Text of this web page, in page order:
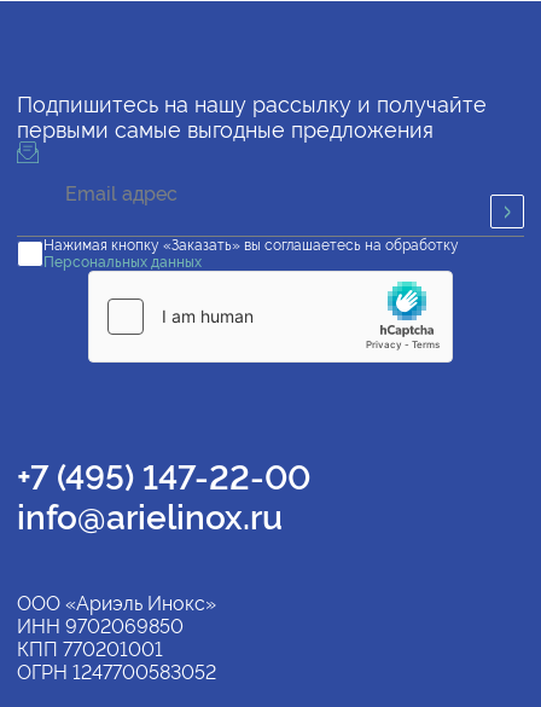
Подпишитесь на нашу рассылку и получайте
первыми самые выгодные предложения
Нажимая кнопку «Заказать» вы соглашаетесь на обработку
Персональных данных
+7 (495) 147-22-00
info@arielinox.ru
ООО «Ариэль Инокс»
ИНН 9702069850
КПП 770201001
ОГРН 1247700583052